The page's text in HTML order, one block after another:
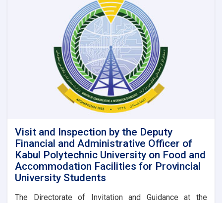
Centric
Training
Workshop
Held
at
Kabul
Polytechnic
University
Visit and Inspection by the Deputy
Financial and Administrative Officer of
Kabul Polytechnic University on Food and
Accommodation Facilities for Provincial
University Students
The Directorate of Invitation and Guidance at the